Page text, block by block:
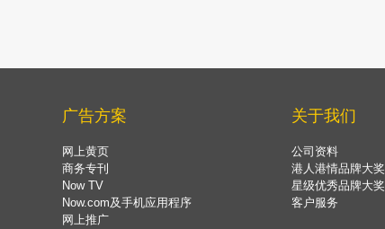
广告方案
网上黄页
商务专刊
Now TV
Now.com及手机应用程序
网上推广
关于我们
公司资料
港人港情品牌大奖
星级优秀品牌大奖
客户服务